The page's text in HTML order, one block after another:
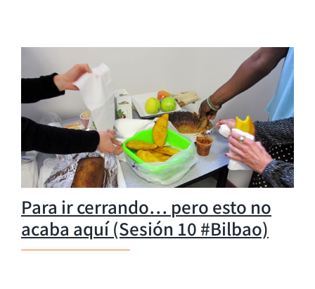
Para ir cerrando… pero esto no
acaba aquí (Sesión 10 #Bilbao)